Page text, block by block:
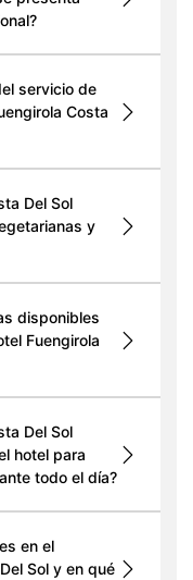
servicio de
Costa
Del Sol
y
disponibles
Fuengirola
Del Sol
hotel para
todo el día?
en el
Sol y en qué